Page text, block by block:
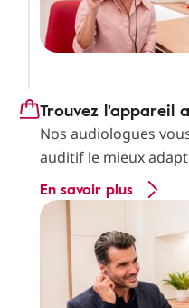
Trouvez l'appareil
Nos audiologues
auditif le mieux
En savoir plus